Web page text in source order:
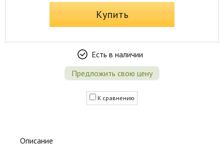
Купить
Есть в наличии
Предложить свою цену
К сравнению
Описание